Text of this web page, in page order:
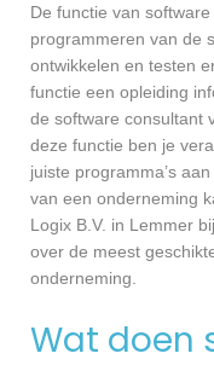
De functie van
programmeren van de
ontwikkelen en testen
functie een opleiding
de software consultant
deze functie ben je
juiste programma’s
van een onderneming
Logix B.V. in Lemmer
over de meest
onderneming.
Wat doen